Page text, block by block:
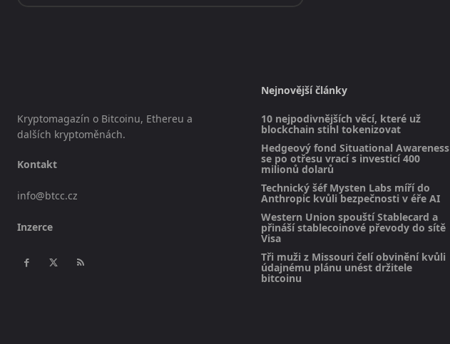
Kryptomagazín o Bitcoinu, Ethereu a
dalších kryptoměnách.
Kontakt
info@btcc.cz
Inzerce
Nejnovější články
10 nejpodivnějších věcí, které už
blockchain stihl tokenizovat
Hedgeový fond Situational Awareness
se po otřesu vrací s investicí 400
milionů dolarů
Technický šéf Mysten Labs míří do
Anthropic kvůli bezpečnosti v éře AI
Western Union spouští Stablecard a
přináší stablecoinové převody do sítě
Visa
Tři muži z Missouri čelí obvinění kvůli
údajnému plánu unést držitele
bitcoinu